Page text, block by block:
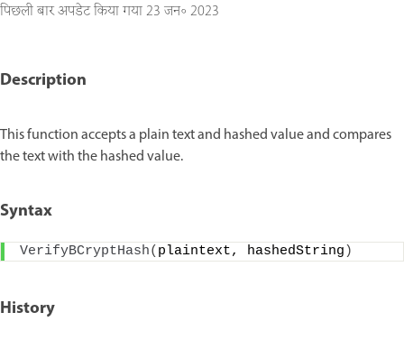
पिछली बार अपडेट किया गया23 जन॰ 2023
Description
This function accepts a plain text and hashed value and compares
the text with the hashed value.
Syntax
VerifyBCryptHash( plaintext, hashedString )
History